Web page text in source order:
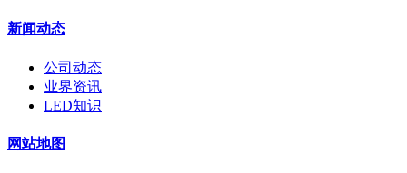
新闻动态
公司动态
业界资讯
LED知识
网站地图